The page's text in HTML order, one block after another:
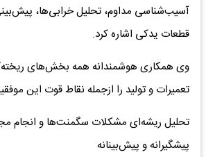
آسیب‌شناسی مداوم، تحلیل خرابی‌ها،
قطعات یدکی اشاره کرد.
وی همکاری هوشمندانه همه بخش‌های
تعمیرات و تولید را ازجمله نقاط قوت این
تحلیل ریشه‌ای مشکلات سگمنت‌ها و انجام
پیشگیرانه و پیش‌بینانه